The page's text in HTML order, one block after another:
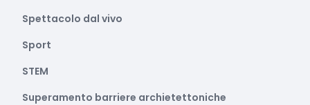
Spettacolo dal vivo
Sport
STEM
Superamento barriere archietettoniche